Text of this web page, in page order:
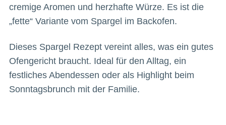
cremige Aromen und herzhafte Würze. Es ist die
„fette“ Variante vom Spargel im Backofen.
Dieses Spargel Rezept vereint alles, was ein gutes
Ofengericht braucht. Ideal für den Alltag, ein
festliches Abendessen oder als Highlight beim
Sonntagsbrunch mit der Familie.